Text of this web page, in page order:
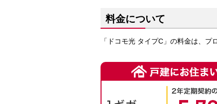
料金について
「ドコモ光 タイプC」の料金は、プ